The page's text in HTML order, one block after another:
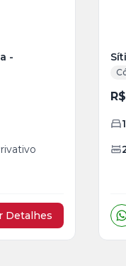
-
Detalhes
1